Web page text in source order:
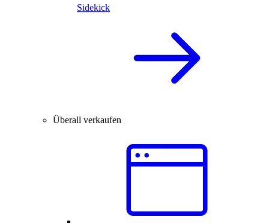
Sidekick
Überall verkaufen